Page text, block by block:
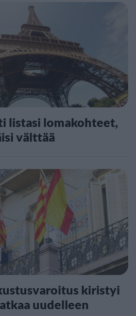
listasi lomakohteet,
välttää
kiristyi
uudelleen